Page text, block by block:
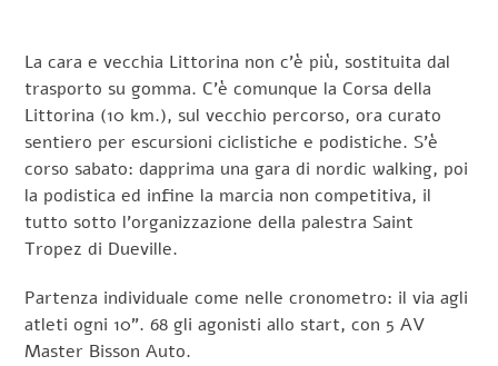
La cara e vecchia Littorina non c’è più, sostituita dal
trasporto su gomma. C’è comunque la Corsa della
Littorina (10 km.), sul vecchio percorso, ora curato
sentiero per escursioni ciclistiche e podistiche. S’è
corso sabato: dapprima una gara di nordic walking, poi
la podistica ed infine la marcia non competitiva, il
tutto sotto l’organizzazione della palestra Saint
Tropez di Dueville.
Partenza individuale come nelle cronometro: il via agli
atleti ogni 10”. 68 gli agonisti allo start, con 5 AV
Master Bisson Auto.